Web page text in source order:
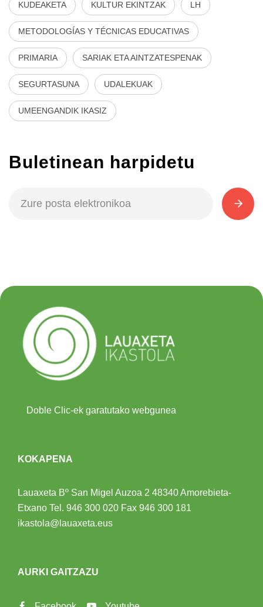
KUDEAKETA KULTUR EKINTZAK LH
METODOLOGÍAS Y TÉCNICAS EDUCATIVAS
PRIMARIA SARIAK ETA AINTZATESPENAK
SEGURTASUNA UDALEKUAK
UMEENGANDIK IKASIZ
Buletinean harpidetu
Doble Clic-ek garatutako webgunea
KOKAPENA
Lauaxeta Bº San Migel Auzoa 2 48340 Amorebieta-
Etxano Tel. 946 300 020 Fax 946 300 181
ikastola@lauaxeta.eus
AURKI GAITZAZU